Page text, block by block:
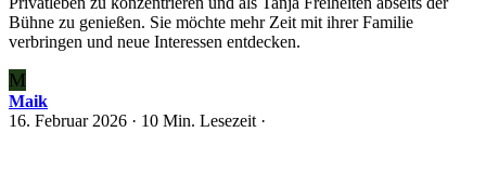
Bühne zu genießen. Sie möchte mehr Zeit mit ihrer Familie
verbringen und neue Interessen entdecken.
M
Maik
16. Februar 2026 · 10 Min. Lesezeit ·